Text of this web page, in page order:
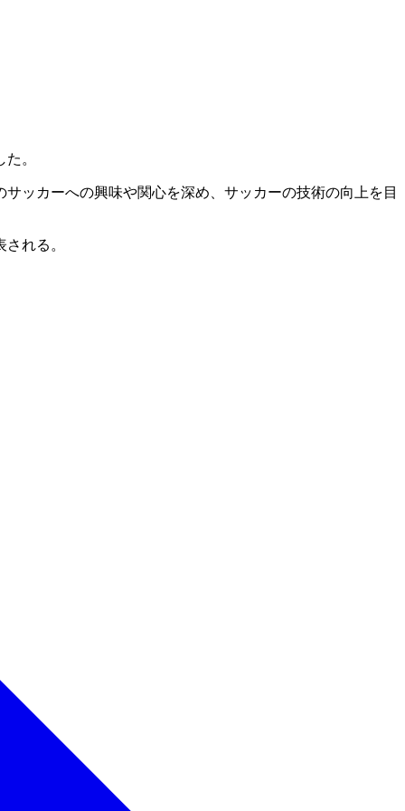
。
ッカーへの興味や関心を深め、サッカーの技術の向上を目
れる。